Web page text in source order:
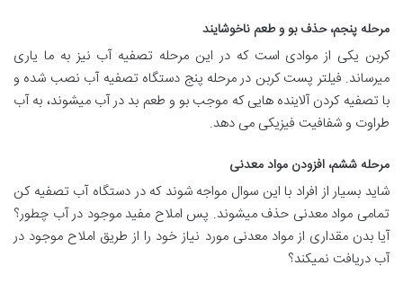
مرحله پنجم، حذف بو و طعم ناخوشایند
کربن یکی از موادی است که در این مرحله تصفیه آب نیز به ما یاری
میرساند. فیلتر پست کربن در مرحله پنج دستگاه تصفیه آب نصب شده و
با تصفیه کردن آلاینده هایی که موجب بو و طعم بد در آب میشوند، به آب
طراوت و شفافیت فیزیکی می دهد.
مرحله ششم، افزودن مواد معدنی
شاید بسیار از افراد با این سوال مواجه شوند که در دستگاه آب تصفیه کن
تمامی مواد معدنی حذف میشوند. پس املاح مفید موجود در آب چطور؟
آیا بدن مقداری از مواد معدنی مورد نیاز خود را از طریق املاح موجود در
آب دریافت نمیکند؟